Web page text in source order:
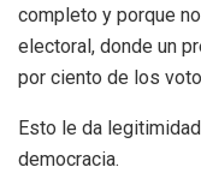
completo y porque
electoral, donde un
por ciento de los
Esto le da
democracia.